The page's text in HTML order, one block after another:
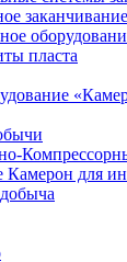
заканчивание
пласта
Камерон для